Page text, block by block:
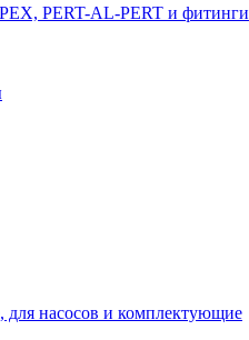
PERT-AL-PERT и фитинги
насосов и комплектующие